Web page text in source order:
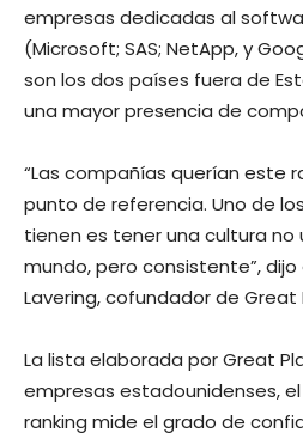
empresas dedicadas al
(Microsoft; SAS; NetApp, y
son los dos países fuera de
una mayor presencia de
“Las compañías querían este
punto de referencia. Uno de
tienen es tener una cultura
mundo, pero consistente”, dijo
Lavering, cofundador de Great
La lista elaborada por Great
empresas estadounidenses,
ranking mide el grado de